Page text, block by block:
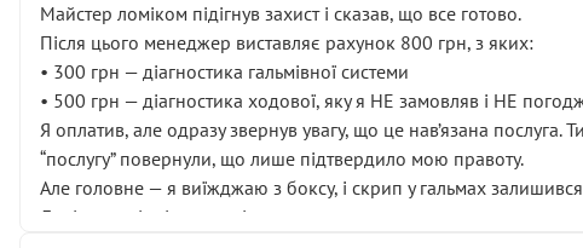
Майстер ломіком підігнув захист і сказав, що все готово.
Після цього менеджер виставляє рахунок 800 грн, з яких:
• 300 грн — діагностика гальмівної системи
• 500 грн — діагностика ходової, яку я НЕ замовляв і НЕ
Я оплатив, але одразу звернув увагу, що це нав’язана
“послугу” повернули, що лише підтвердило мою правоту.
Але головне — я виїжджаю з боксу, і скрип у гальмах
Далі ситуація тільки погіршилась: